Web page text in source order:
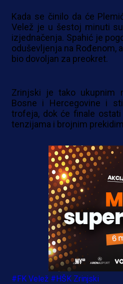
Kada se činilo da će
Velež je u šestoj minuti
izjednačenja. Spahić je
oduševljenja na Rođenom,
bio dovoljan za preokret.
Zrinjski je tako ukupnim
Bosne i Hercegovine i
trofeja, dok će finale
tenzijama i brojnim
#FK Velež #HŠK Zrinjski